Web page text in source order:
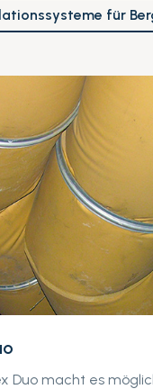
für
Duo macht es